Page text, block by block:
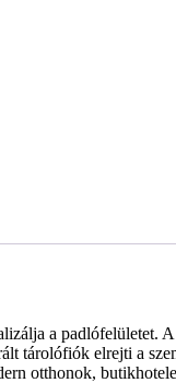
a padlófelületet.
tárolófiók elrejti a
otthonok,